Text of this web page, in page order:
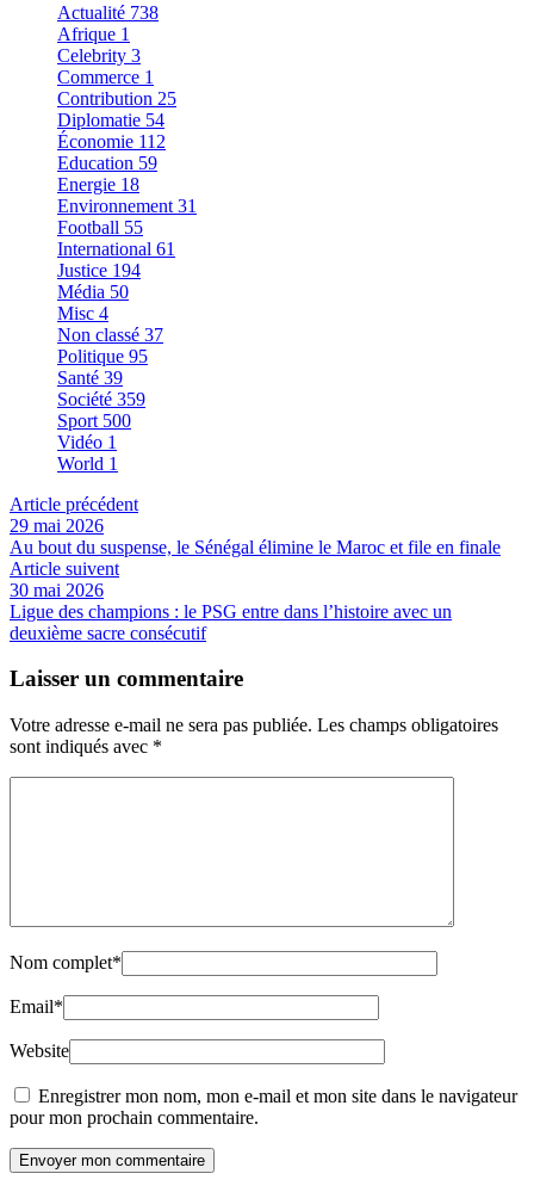
Actualité 738
Afrique 1
Celebrity 3
Commerce 1
Contribution 25
Diplomatie 54
Économie 112
Education 59
Energie 18
Environnement 31
Football 55
International 61
Justice 194
Média 50
Misc 4
Non classé 37
Politique 95
Santé 39
Société 359
Sport 500
Vidéo 1
World 1
Article précédent
29 mai 2026
Au bout du suspense, le Sénégal élimine le Maroc et file en finale
Article suivent
30 mai 2026
Ligue des champions : le PSG entre dans l’histoire avec un
deuxième sacre consécutif
Laisser un commentaire
Votre adresse e-mail ne sera pas publiée. Les champs obligatoires
sont indiqués avec *
Nom complet*
Email*
Website
Enregistrer mon nom, mon e-mail et mon site dans le navigateur
pour mon prochain commentaire.